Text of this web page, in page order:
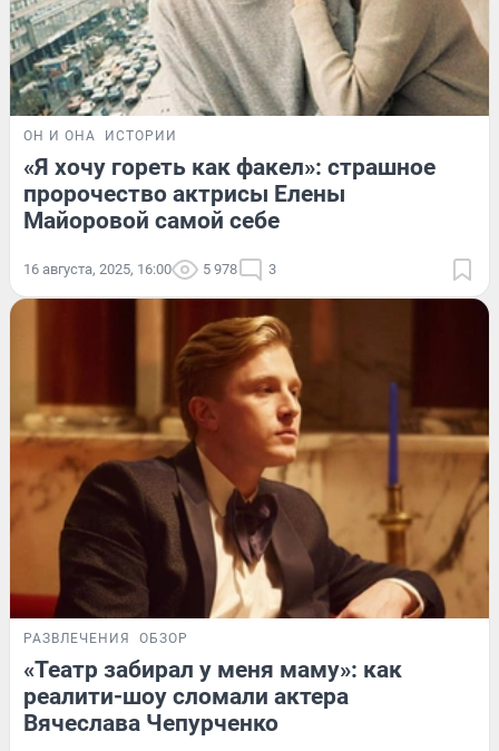
ОН И ОНА ИСТОРИИ
«Я хочу гореть как факел»: страшное
пророчество актрисы Елены
Майоровой самой себе
16 августа, 2025, 16:00 5 978 3
РАЗВЛЕЧЕНИЯ ОБЗОР
«Театр забирал у меня маму»: как
реалити-шоу сломали актера
Вячеслава Чепурченко